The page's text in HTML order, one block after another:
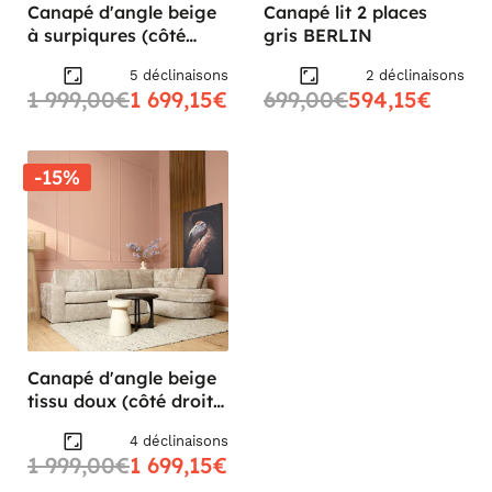
Canapé d'angle beige
à surpiqures (côté
5 déclinaisons
1 999,00€1 699,15€
Canapé lit 2 places
gris BERLIN
2 déclinaisons
699,00€594,15€
-15%
Canapé d'angle beige
tissu doux (côté droit
4 déclinaisons
1 999,00€1 699,15€